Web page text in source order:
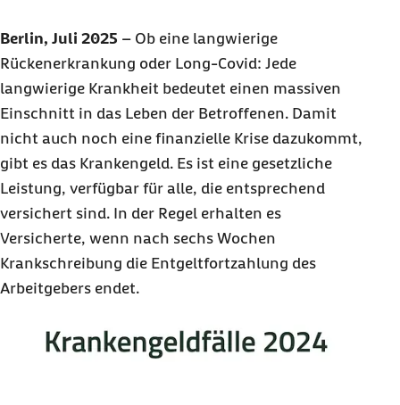
Berlin, Juli 2025 – Ob eine langwierige
Rückenerkrankung oder Long-Covid: Jede
langwierige Krankheit bedeutet einen massiven
Einschnitt in das Leben der Betroffenen. Damit
nicht auch noch eine finanzielle Krise dazukommt,
gibt es das Krankengeld. Es ist eine gesetzliche
Leistung, verfügbar für alle, die entsprechend
versichert sind. In der Regel erhalten es
Versicherte, wenn nach sechs Wochen
Krankschreibung die Entgeltfortzahlung des
Arbeitgebers endet.